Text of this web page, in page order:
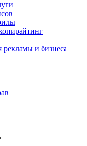
и бизнеса